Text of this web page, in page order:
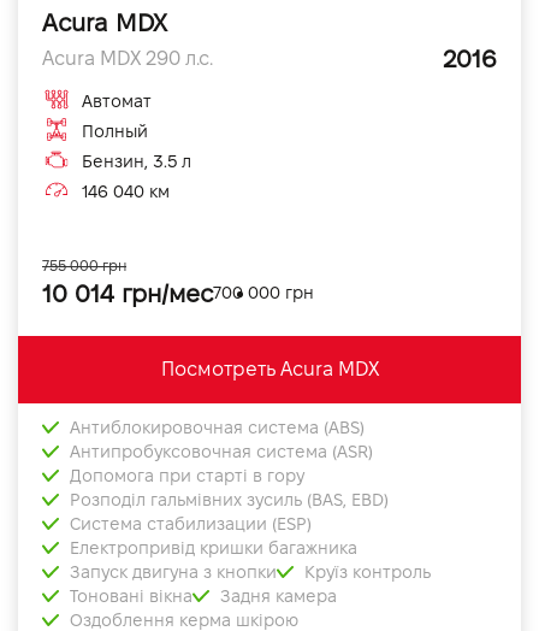
Acura MDX
Acura MDX 290 л.с. 2016
Автомат
Полный
Бензин, 3.5 л
146 040 км
10 014 грн/мес700 000 грн
755 000 грн
Посмотреть Acura MDX
Антиблокировочная система (ABS)
Антипробуксовочная система (ASR)
Допомога при старті в гору
Розподіл гальмівних зусиль (BAS, EBD)
Система стабилизации (ESP)
Електропривід кришки багажника
Запуск двигуна з кнопки
Круїз контроль
Тоновані вікна
Задня камера
Оздоблення керма шкірою